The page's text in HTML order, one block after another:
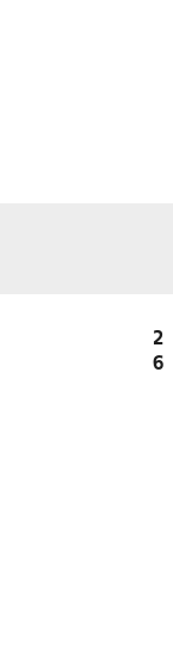
2
6